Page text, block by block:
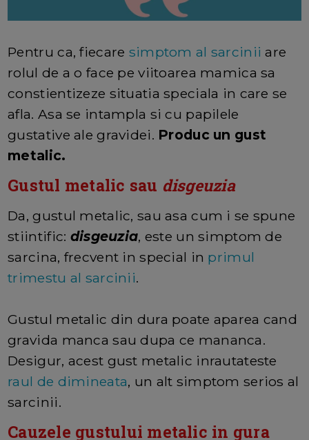
Pentru ca, fiecare simptom al sarcinii are
rolul de a o face pe viitoarea mamica sa
constientizeze situatia speciala in care se
afla. Asa se intampla si cu papilele
gustative ale gravidei. Produc un gust
metalic.
Gustul metalic sau disgeuzia
Da, gustul metalic, sau asa cum i se spune
stiintific: disgeuzia, este un simptom de
sarcina, frecvent in special in primul
trimestu al sarcinii.
Gustul metalic din dura poate aparea cand
gravida manca sau dupa ce mananca.
Desigur, acest gust metalic inrautateste
raul de dimineata, un alt simptom serios al
sarcinii.
Cauzele gustului metalic in gura